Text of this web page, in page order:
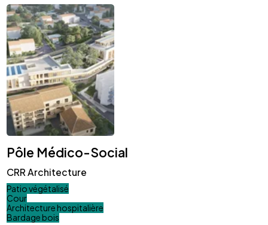
Pôle Médico-Social
CRR Architecture
Patio végétalisé
Cour
Architecture hospitalière
Bardage bois